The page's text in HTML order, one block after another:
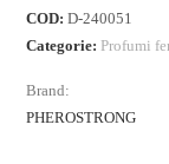
COD:D-240051
Categorie: Profumi
Brand:
PHEROSTRONG